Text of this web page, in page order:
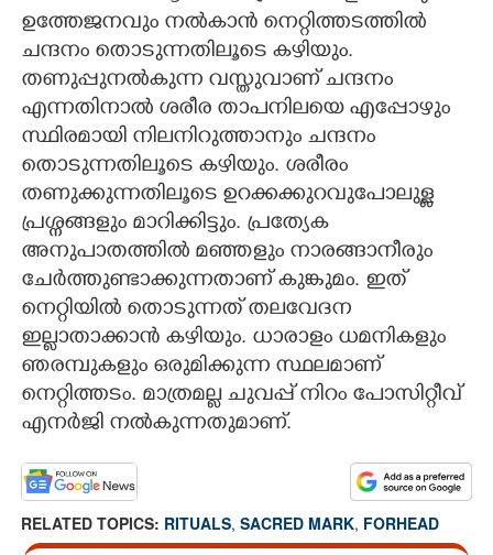
ഉത്തേജനവും നൽകാൻ നെറ്റിത്തടത്തിൽ
ചന്ദനം തൊടുന്നതിലൂടെ കഴിയും.
തണുപ്പുനൽകുന്ന വസ്തുവാണ് ചന്ദനം
എന്നതിനാൽ ശരീര താപനിലയെ എപ്പോഴും
സ്ഥിരമായി നിലനിറുത്താനും ചന്ദനം
തൊടുന്നതിലൂടെ കഴിയും. ശരീരം
തണുക്കുന്നതിലൂടെ ഉറക്കക്കുറവുപോലുള്ള
പ്രശ്നങ്ങളും മാറിക്കിട്ടും. പ്രത്യേക
അനുപാതത്തിൽ മഞ്ഞളും നാരങ്ങാനീരും
ചേർത്തുണ്ടാക്കുന്നതാണ് കുങ്കുമം. ഇത്
നെറ്റിയിൽ തൊടുന്നത് തലവേദന
ഇല്ലാതാക്കാൻ കഴിയും. ധാരാളം ധമനികളും
ഞരമ്പുകളും ഒരുമിക്കുന്ന സ്ഥലമാണ്
നെറ്റിത്തടം. മാത്രമല്ല ചുവപ്പ് നിറം പോസിറ്റീവ്
എനർജി നൽകുന്നതുമാണ്.
RELATED TOPICS: RITUALS, SACRED MARK, FORHEAD